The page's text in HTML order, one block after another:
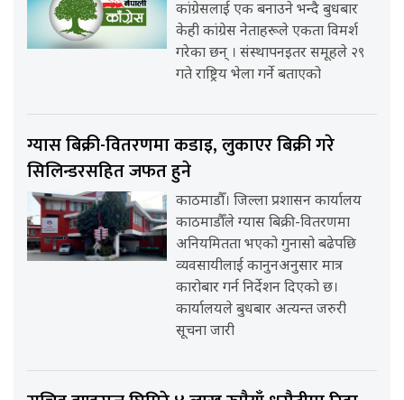
कांग्रेसलाई एक बनाउने भन्दै बुधबार
केही कांग्रेस नेताहरूले एकता विमर्श
गरेका छन् । संस्थापनइतर समूहले २९
गते राष्ट्रिय भेला गर्ने बताएको
ग्यास बिक्री-वितरणमा कडाइ, लुकाएर बिक्री गरे
सिलिन्डरसहित जफत हुने
काठमाडौँ। जिल्ला प्रशासन कार्यालय
काठमाडौँले ग्यास बिक्री-वितरणमा
अनियमितता भएको गुनासो बढेपछि
व्यवसायीलाई कानुनअनुसार मात्र
कारोबार गर्न निर्देशन दिएको छ।
कार्यालयले बुधबार अत्यन्त जरुरी
सूचना जारी